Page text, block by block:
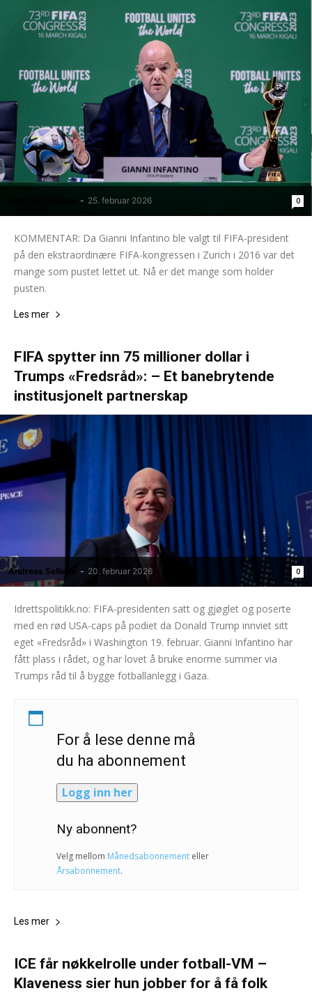
- 25. februar 2026 0
KOMMENTAR: Da Gianni Infantino ble valgt til FIFA-president
på den ekstraordinære FIFA-kongressen i Zurich i 2016 var det
mange som pustet lettet ut. Nå er det mange som holder
pusten.
Les mer
FIFA spytter inn 75 millioner dollar i
Trumps «Fredsråd»: – Et banebrytende
institusjonelt partnerskap
Andreas Selliaas - 20. februar 2026 0
Idrettspolitikk.no: FIFA-presidenten satt og gjøglet og poserte
med en rød USA-caps på podiet da Donald Trump innviet sitt
eget «Fredsråd» i Washington 19. februar. Gianni Infantino har
fått plass i rådet, og har lovet å bruke enorme summer via
Trumps råd til å bygge fotballanlegg i Gaza.
For å lese denne må
du ha abonnement
Logg inn her
Ny abonnent?
Velg mellom Månedsabonnement eller
Årsabonnement.
Les mer
ICE får nøkkelrolle under fotball-VM –
Klaveness sier hun jobber for å få folk